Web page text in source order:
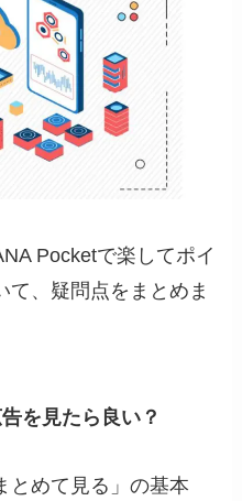
Pocketで楽してポイ
て、疑問点をまとめま
を見たら良い？
とめて見る」の基本